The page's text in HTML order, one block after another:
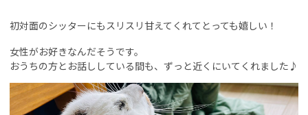
初対面のシッターにもスリスリ甘えてくれてとっても嬉しい！
女性がお好きなんだそうです。
おうちの方とお話ししている間も、ずっと近くにいてくれました♪